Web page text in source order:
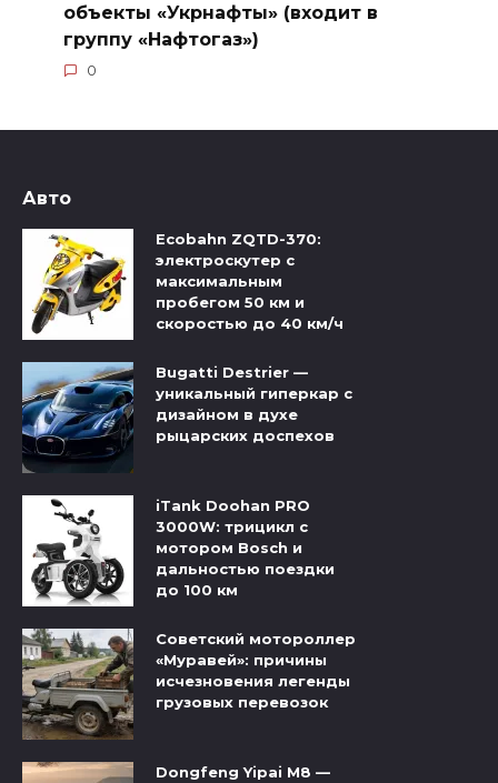
объекты «Укрнафты» (входит в
группу «Нафтогаз»)
0
Авто
Ecobahn ZQTD-370:
электроскутер с
максимальным
пробегом 50 км и
скоростью до 40 км/ч
Bugatti Destrier —
уникальный гиперкар с
дизайном в духе
рыцарских доспехов
iTank Doohan PRO
3000W: трицикл с
мотором Bosch и
дальностью поездки
до 100 км
Советский мотороллер
«Муравей»: причины
исчезновения легенды
грузовых перевозок
Dongfeng Yipai M8 —